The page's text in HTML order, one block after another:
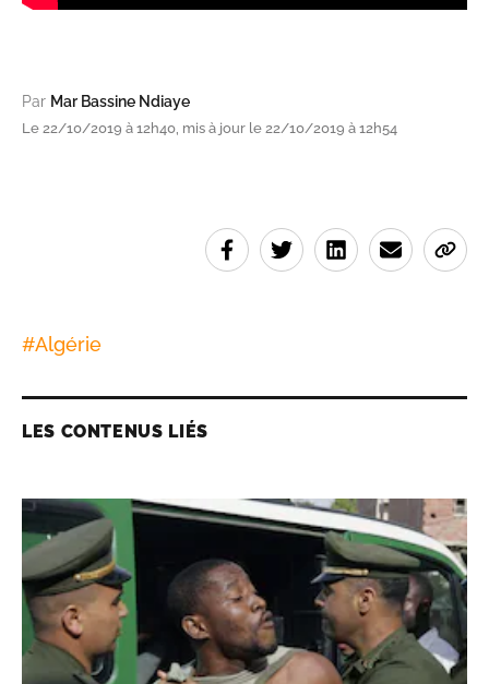
Par Mar Bassine Ndiaye
Le 22/10/2019 à 12h40, mis à jour le 22/10/2019 à 12h54
#Algérie
LES CONTENUS LIÉS